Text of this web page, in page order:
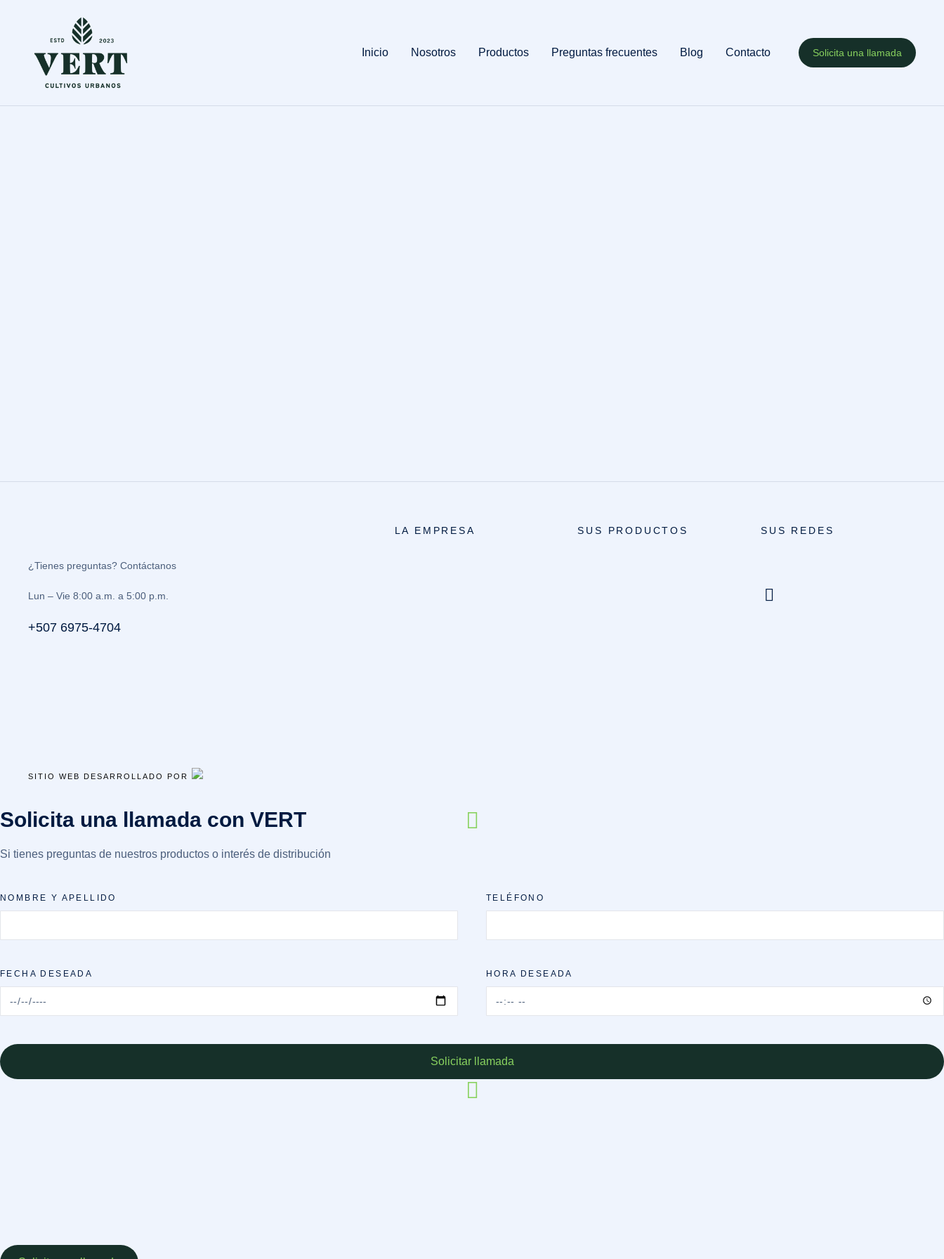
Inicio Nosotros Productos Preguntas frecuentes Blog Contacto Solicita una llamada
¿Tienes preguntas? Contáctanos
Lun – Vie 8:00 a.m. a 5:00 p.m.
+507 6975-4704
LA EMPRESA SUS PRODUCTOS SUS REDES
SITIO WEB DESARROLLADO POR
Solicita una llamada con VERT
Si tienes preguntas de nuestros productos o interés de distribución
NOMBRE Y APELLIDO TELÉFONO
FECHA DESEADA HORA DESEADA
Solicitar llamada